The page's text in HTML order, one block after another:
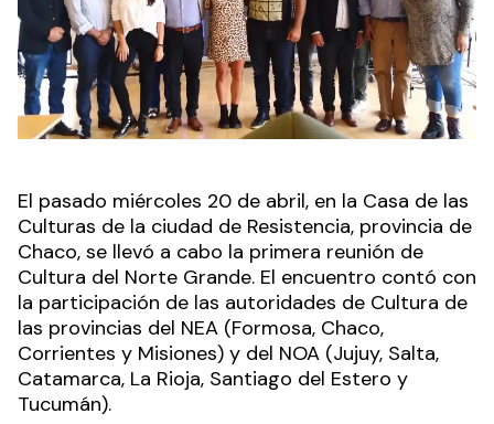
El pasado miércoles 20 de abril, en la Casa de las
Culturas de la ciudad de Resistencia, provincia de
Chaco, se llevó a cabo la primera reunión de
Cultura del Norte Grande. El encuentro contó con
la participación de las autoridades de Cultura de
las provincias del NEA (Formosa, Chaco,
Corrientes y Misiones) y del NOA (Jujuy, Salta,
Catamarca, La Rioja, Santiago del Estero y
Tucumán).